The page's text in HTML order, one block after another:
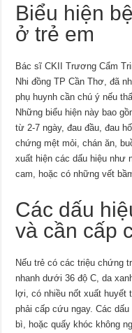
Biểu hiện
ở trẻ em
Bác sĩ CKII Trương Cẩm
Nhi đồng TP Cần Thơ, đã
phụ huynh cần chú ý nếu
Những biểu hiện này bao
từ 2-7 ngày, đau đầu, đau
chứng mệt mỏi, chán ăn,
xuất hiện các dấu hiệu như
cam, hoặc có những vết
Các dấu
và cần cấp
Nếu trẻ có các triệu chứng
nhanh dưới 36 độ C, da
lợi, có nhiều nốt xuất huyết
phải cấp cứu ngay. Các
bì, hoặc quấy khóc không